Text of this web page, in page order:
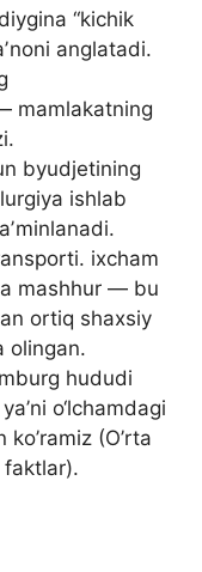
“kichik
anglatadi.
mamlakatning
byudjetining
ishlab
ixcham
mashhur — bu
ortiq shaxsiy
olingan.
hududi
o‘lchamdagi
(O’rta
faktlar).